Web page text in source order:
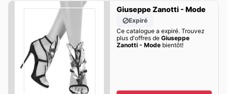
Giuseppe Zanotti - Mode
Expiré
Ce catalogue a expiré. Trouvez
plus d'offres de Giuseppe
Zanotti - Modebientôt!